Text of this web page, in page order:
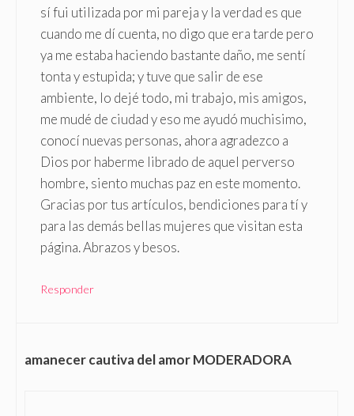
sí fui utilizada por mi pareja y la verdad es que
cuando me dí cuenta, no digo que era tarde pero
ya me estaba haciendo bastante daño, me sentí
tonta y estupida; y tuve que salir de ese
ambiente, lo dejé todo, mi trabajo, mis amigos,
me mudé de ciudad y eso me ayudó muchisimo,
conocí nuevas personas, ahora agradezco a
Dios por haberme librado de aquel perverso
hombre, siento muchas paz en este momento.
Gracias por tus artículos, bendiciones para tí y
para las demás bellas mujeres que visitan esta
página. Abrazos y besos.
Responder
amanecer cautiva del amor MODERADORA